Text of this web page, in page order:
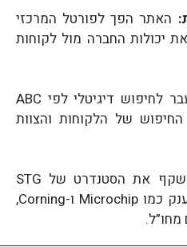
האתר הפך לפורטל המרכזי
יכולות החברה מול לקוחות
המעבר לחיפוש דיגיטלי לפי ABC
של הלקוחות והצוות
האתר משקף את הסטנדרט של STG
כשותפה עסקית של מותגי ענק כמו Microchip ו-Corning,